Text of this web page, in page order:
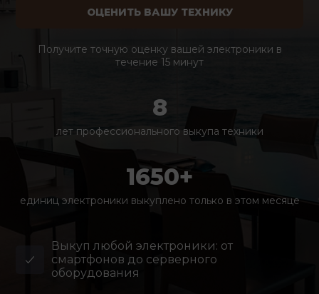
ОЦЕНИТЬ ВАШУ ТЕХНИКУ
Получите точную оценку вашей электроники в
течение 15 минут
8
лет профессионального выкупа техники
1650+
единиц электроники выкуплено только в этом месяце
Выкуп любой электроники: от
смартфонов до серверного
оборудования